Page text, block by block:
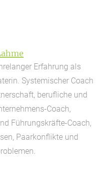
Erfahrung als
Systemischer Coach
berufliche und
Coach,
Führungskräfte-Coach,
Paarkonflikte und